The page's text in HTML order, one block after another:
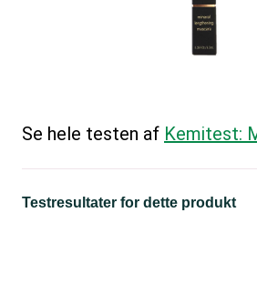
Se hele testen af Kemitest:
Testresultater for dette produkt